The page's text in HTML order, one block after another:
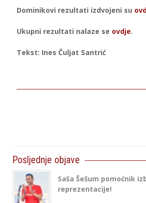
Dominikovi rezultati izdvojeni su
Ukupni rezultati nalaze se ovdje.
Tekst: Ines Čuljat Santrić
Posljednje objave
Saša Šešum pomoćnik
reprezentacije!